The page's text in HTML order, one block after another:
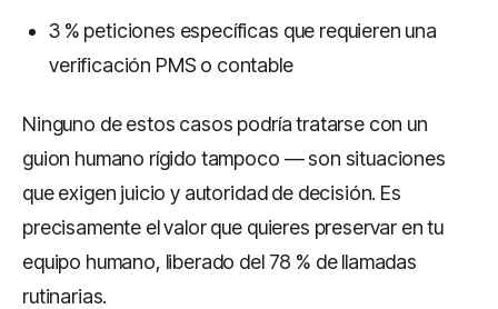
3 % peticiones específicas que requieren una
verificación PMS o contable
Ninguno de estos casos podría tratarse con un
guion humano rígido tampoco — son situaciones
que exigen juicio y autoridad de decisión. Es
precisamente el valor que quieres preservar en tu
equipo humano, liberado del 78 % de llamadas
rutinarias.